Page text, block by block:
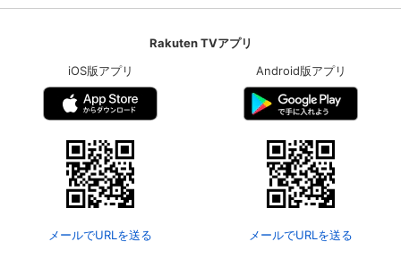
Rakuten TVアプリ
iOS版アプリ
メールでURLを送る
Android版アプリ
メールでURLを送る